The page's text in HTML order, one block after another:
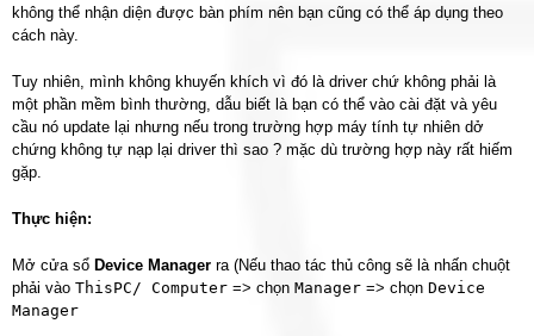
không thể nhận diện được bàn phím nên bạn cũng có thể áp dụng theo
cách này.
Tuy nhiên, mình không khuyến khích vì đó là driver chứ không phải là
một phần mềm bình thường, dẫu biết là bạn có thể vào cài đặt và yêu
cầu nó update lại nhưng nếu trong trường hợp máy tính tự nhiên dở
chứng không tự nạp lại driver thì sao ? mặc dù trường hợp này rất hiếm
gặp.
Thực hiện:
Mở cửa sổ Device Manager ra (Nếu thao tác thủ công sẽ là nhấn chuột
phải vào ThisPC/ Computer => chọn Manager => chọn Device
Manager